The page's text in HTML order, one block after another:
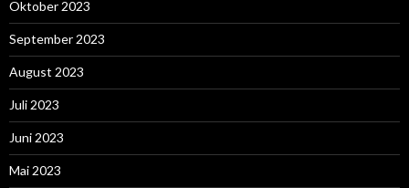
Oktober 2023
September 2023
August 2023
Juli 2023
Juni 2023
Mai 2023